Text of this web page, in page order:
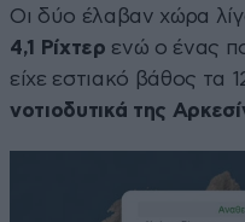
Οι δύο έλαβαν χώρα
4,1 Ρίχτερ ενώ ο ένας
είχε εστιακό βάθος τα
νοτιοδυτικά της